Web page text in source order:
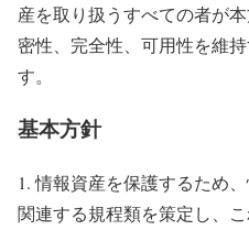
産を取り扱うすべての者が
密性、完全性、可用性を維
す。
基本方針
1. 情報資産を保護するため
関連する規程類を策定し、